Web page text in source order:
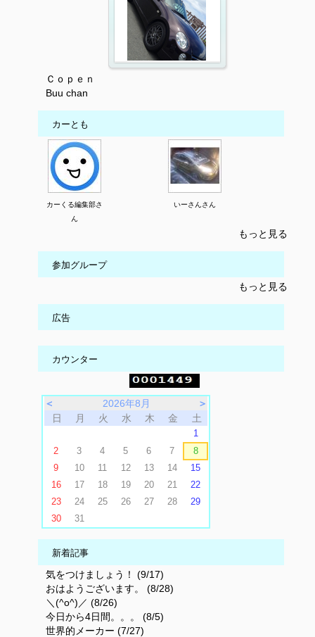
Ｃｏｐｅｎ
Buu chan
カーとも
カーくる編集部さ
ん
いーさんさん
もっと見る
参加グループ
もっと見る
広告
カウンター
＜ 2026年8月
＞
日
月 火 水 木 金 土
1
2
3 4 5 6 7
8
9
10 11 12 13 14
15
16
17 18 19 20 21
22
23
24 25 26 27 28
29
30
31
新着記事
気をつけましょう！ (9/17)
おはようございます。 (8/28)
＼(^o^)／ (8/26)
今日から4日間。。。 (8/5)
世界的メーカー (7/27)